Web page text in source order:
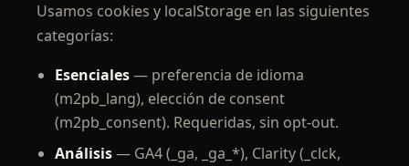
Usamos cookies y localStorage en las siguientes
categorías:
Esenciales— preferencia de idioma
(m2pb_lang), elección de consent
(m2pb_consent). Requeridas, sin opt-out.
Análisis— GA4 (_ga, _ga_*), Clarity (_clck,